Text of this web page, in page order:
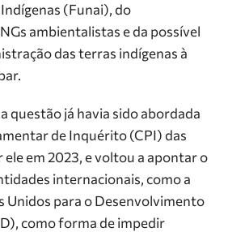
(Funai), do
ambientalistas e da possível
das terras indígenas à
questão já havia sido abordada
de Inquérito (CPI) das
em 2023, e voltou a apontar o
internacionais, como a
Unidos para o Desenvolvimento
como forma de impedir